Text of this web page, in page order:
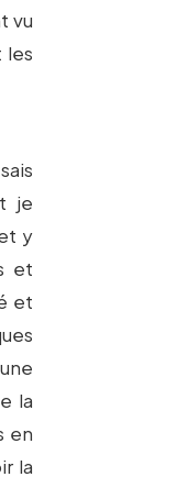
vu
les
je
y
et
et
la
en
la